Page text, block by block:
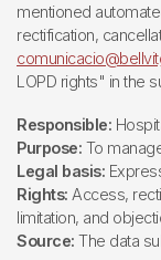
mentioned
rectification,
LOPD rights" in the
Responsible:
Purpose: To
Legal basis:
Rights: Access,
limitation, and
Source: The data